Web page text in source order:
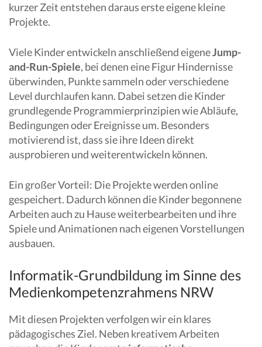
kurzer Zeit entstehen daraus erste eigene kleine
Projekte.
Viele Kinder entwickeln anschließend eigeneJump-
and-Run-Spiele, bei denen eine Figur Hindernisse
überwinden, Punkte sammeln oder verschiedene
Level durchlaufen kann. Dabei setzen die Kinder
grundlegende Programmierprinzipien wie Abläufe,
Bedingungen oder Ereignisse um. Besonders
motivierend ist, dass sie ihre Ideen direkt
ausprobieren und weiterentwickeln können.
Ein großer Vorteil: Die Projekte werden online
gespeichert. Dadurch können die Kinder begonnene
Arbeiten auch zu Hause weiterbearbeiten und ihre
Spiele und Animationen nach eigenen Vorstellungen
ausbauen.
Informatik-Grundbildung im Sinne des
Medienkompetenzrahmens NRW
Mit diesen Projekten verfolgen wir ein klares
pädagogisches Ziel. Neben kreativem Arbeiten